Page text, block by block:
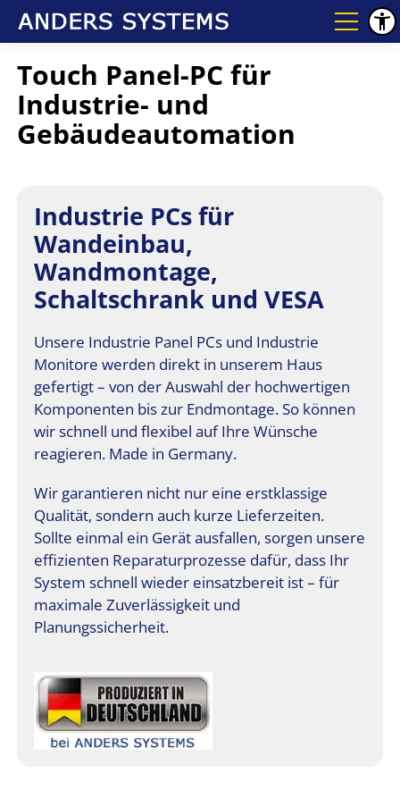
Touch Panel-PC für
Industrie- und
Gebäudeautomation
Industrie PCs für
Wandeinbau,
Wandmontage,
Schaltschrank und VESA
Unsere Industrie Panel PCs und Industrie
Monitore werden direkt in unserem Haus
gefertigt – von der Auswahl der hochwertigen
Komponenten bis zur Endmontage. So können
wir schnell und flexibel auf Ihre Wünsche
reagieren. Made in Germany.
Wir garantieren nicht nur eine erstklassige
Qualität, sondern auch kurze Lieferzeiten.
Sollte einmal ein Gerät ausfallen, sorgen unsere
effizienten Reparaturprozesse dafür, dass Ihr
System schnell wieder einsatzbereit ist – für
maximale Zuverlässigkeit und
Planungssicherheit.